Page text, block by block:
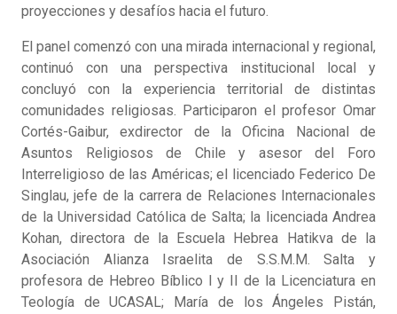
proyecciones y desafíos hacia el futuro.
El panel comenzó con una mirada internacional y regional,
continuó con una perspectiva institucional local y
concluyó con la experiencia territorial de distintas
comunidades religiosas. Participaron el profesor Omar
Cortés-Gaibur, exdirector de la Oficina Nacional de
Asuntos Religiosos de Chile y asesor del Foro
Interreligioso de las Américas; el licenciado Federico De
Singlau, jefe de la carrera de Relaciones Internacionales
de la Universidad Católica de Salta; la licenciada Andrea
Kohan, directora de la Escuela Hebrea Hatikva de la
Asociación Alianza Israelita de S.S.M.M. Salta y
profesora de Hebreo Bíblico I y II de la Licenciatura en
Teología de UCASAL; María de los Ángeles Pistán,